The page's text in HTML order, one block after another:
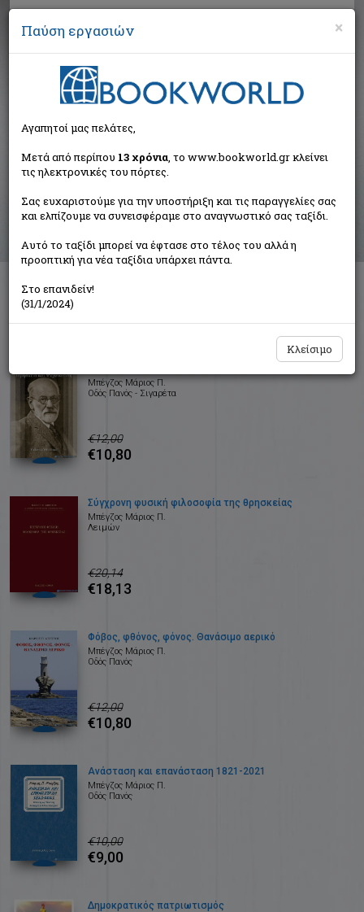
Αναζήτηση
Αποτελέσματα αναζήτησης
Συγγραφέας: Μπέγζος Μάριος Π. (38 βιβλία)
Ταξινόμηση ανά:
Μπέγζος Μάριος Π.
Οδός Πανός - Σιγαρέτα
€12,00
€10,80
Σύγχρονη φυσική φιλοσοφία της θρησκείας
Μπέγζος Μάριος Π.
Λειμών
€20,14
€18,13
Φόβος, φθόνος, φόνος. Θανάσιμο αερικό
Μπέγζος Μάριος Π.
Οδός Πανός
€12,00
€10,80
Ανάσταση και επανάσταση 1821-2021
Μπέγζος Μάριος Π.
Οδός Πανός
€10,00
€9,00
Δημοκρατικός πατριωτισμός
×
Παύση εργασιών
Αγαπητοί μας πελάτες,
Μετά από περίπου 13 χρόνια, το www.bookworld.gr κλείνει
τις ηλεκτρονικές του πόρτες.
Σας ευχαριστούμε για την υποστήριξη και τις παραγγελίες σας
και ελπίζουμε να συνεισφέραμε στο αναγνωστικό σας ταξίδι.
Αυτό το ταξίδι μπορεί να έφτασε στο τέλος του αλλά η
προοπτική για νέα ταξίδια υπάρχει πάντα.
Στο επανιδείν!
(31/1/2024)
Κλείσιμο